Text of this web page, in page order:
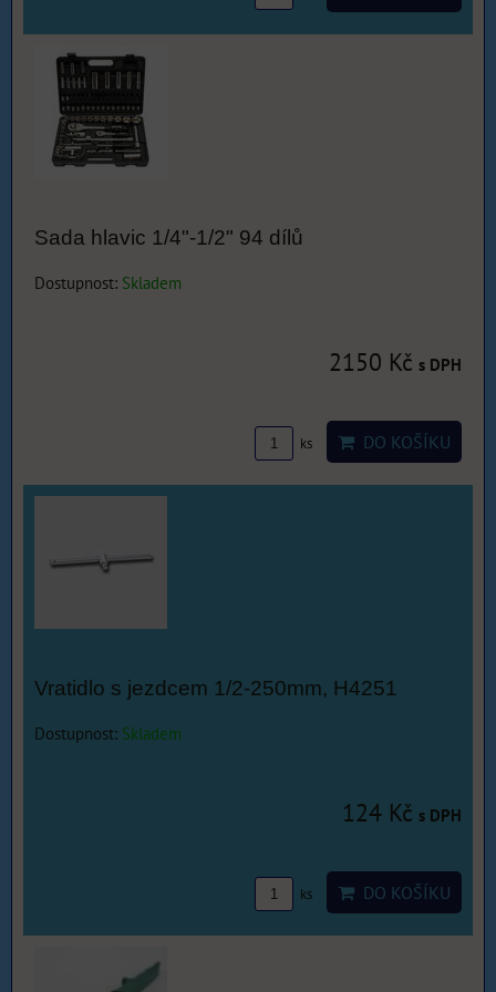
Sada hlavic 1/4"-1/2" 94 dílů
Dostupnost: Skladem
2150 Kč s DPH
ks DO KOŠÍKU
Vratidlo s jezdcem 1/2-250mm, H4251
Dostupnost: Skladem
124 Kč s DPH
ks DO KOŠÍKU